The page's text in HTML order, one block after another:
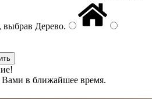
выбрав Дерево.
в ближайшее время.